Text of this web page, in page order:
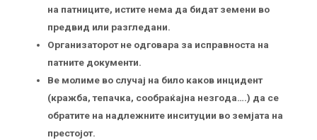
на патниците, истите нема да бидат земени во
предвид или разгледани.
Организаторот не одговара за исправноста на
патните документи.
Ве молиме во случај на било каков инцидент
(кражба, тепачка, сообраќајна незгода….) да се
обратите на надлежните инситуции во земјата на
престојот.